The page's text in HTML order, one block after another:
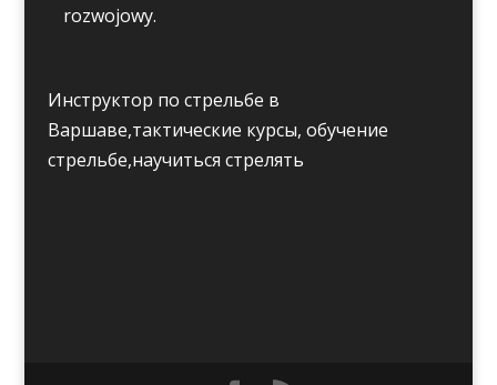
rozwojowy.
Инструктор по стрельбе в
Варшаве,тактические курсы, обучение
стрельбе,научиться стрелять